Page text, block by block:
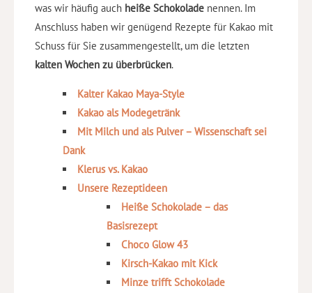
was wir häufig auch heiße Schokolade nennen. Im
Anschluss haben wir genügend Rezepte für Kakao mit
Schuss für Sie zusammengestellt, um die letzten
kalten Wochen zu überbrücken.
Kalter Kakao Maya-Style
Kakao als Modegetränk
Mit Milch und als Pulver – Wissenschaft sei
Dank
Klerus vs. Kakao
Unsere Rezeptideen
Heiße Schokolade – das
Basisrezept
Choco Glow 43
Kirsch-Kakao mit Kick
Minze trifft Schokolade